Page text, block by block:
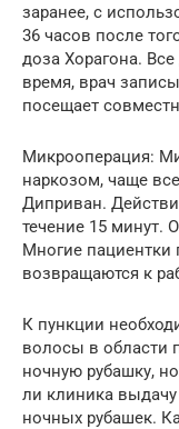
заранее, с
36 часов после
доза Хорагона.
время, врач
посещает
Микрооперация:
наркозом, чаще
Диприван.
течение 15 минут.
Многие пациентки
возвращаются к
К пункции
волосы в области
ночную рубашку,
ли клиника
ночных рубашек.